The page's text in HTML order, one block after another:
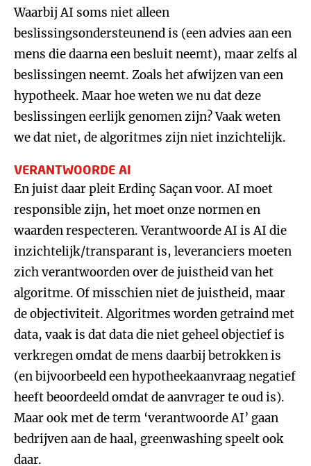
Waarbij AI soms niet alleen
beslissingsondersteunend is (een advies aan een
mens die daarna een besluit neemt), maar zelfs al
beslissingen neemt. Zoals het afwijzen van een
hypotheek. Maar hoe weten we nu dat deze
beslissingen eerlijk genomen zijn? Vaak weten
we dat niet, de algoritmes zijn niet inzichtelijk.
VERANTWOORDE AI
En juist daar pleit Erdinç Saçan voor. AI moet
responsible zijn, het moet onze normen en
waarden respecteren. Verantwoorde AI is AI die
inzichtelijk/transparant is, leveranciers moeten
zich verantwoorden over de juistheid van het
algoritme. Of misschien niet de juistheid, maar
de objectiviteit. Algoritmes worden getraind met
data, vaak is dat data die niet geheel objectief is
verkregen omdat de mens daarbij betrokken is
(en bijvoorbeeld een hypotheekaanvraag negatief
heeft beoordeeld omdat de aanvrager te oud is).
Maar ook met de term ‘verantwoorde AI’ gaan
bedrijven aan de haal, greenwashing speelt ook
daar.